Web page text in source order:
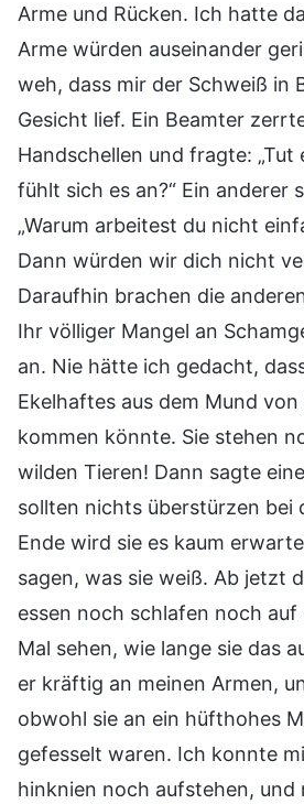
Arme und Rücken. Ich hatte
Arme würden auseinander
weh, dass mir der Schweiß in
Gesicht lief. Ein Beamter
Handschellen und fragte: „Tut
fühlt sich es an?“ Ein anderer
„Warum arbeitest du nicht
Dann würden wir dich nicht
Daraufhin brachen die
Ihr völliger Mangel an
an. Nie hätte ich gedacht,
Ekelhaftes aus dem Mund von
kommen könnte. Sie stehen
wilden Tieren! Dann sagte
sollten nichts überstürzen bei
Ende wird sie es kaum
sagen, was sie weiß. Ab jetzt
essen noch schlafen noch
Mal sehen, wie lange sie das
er kräftig an meinen Armen,
obwohl sie an ein hüfthohes
gefesselt waren. Ich konnte
hinknien noch aufstehen, und